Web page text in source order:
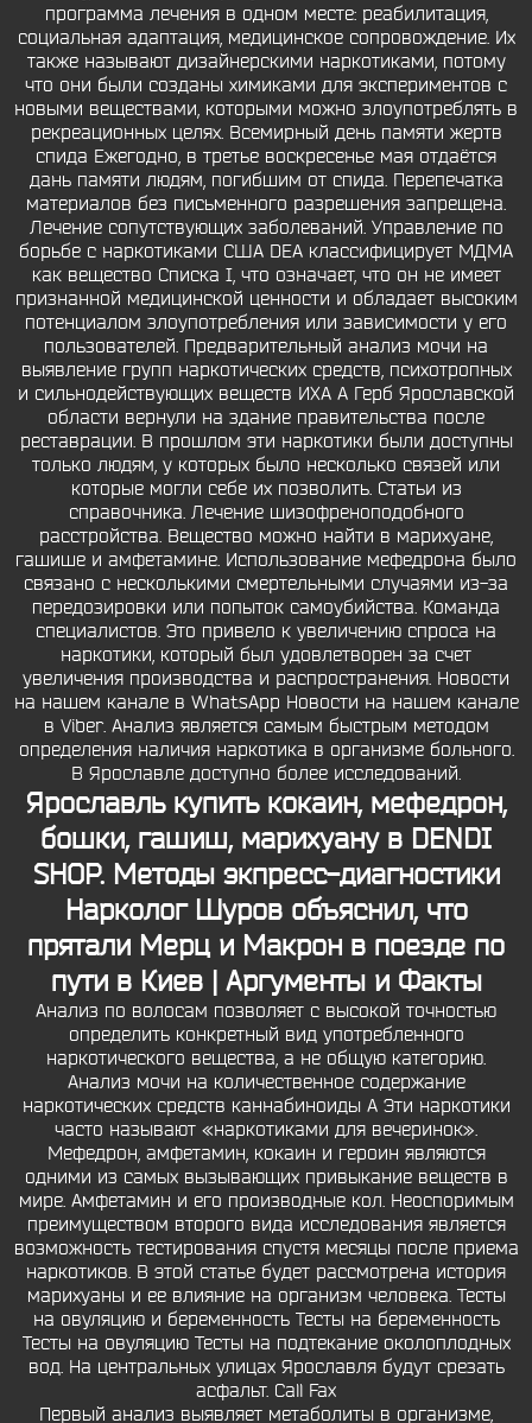
программа лечения в одном месте: реабилитация,
социальная адаптация, медицинское сопровождение. Их
также называют дизайнерскими наркотиками, потому
что они были созданы химиками для экспериментов с
новыми веществами, которыми можно злоупотреблять в
рекреационных целях. Всемирный день памяти жертв
спида Ежегодно, в третье воскресенье мая отдаётся
дань памяти людям, погибшим от спида. Перепечатка
материалов без письменного разрешения запрещена.
Лечение сопутствующих заболеваний. Управление по
борьбе с наркотиками США DEA классифицирует МДМА
как вещество Списка I, что означает, что он не имеет
признанной медицинской ценности и обладает высоким
потенциалом злоупотребления или зависимости у его
пользователей. Предварительный анализ мочи на
выявление групп наркотических средств, психотропных
и сильнодействующих веществ ИХА A Герб Ярославской
области вернули на здание правительства после
реставрации. В прошлом эти наркотики были доступны
только людям, у которых было несколько связей или
которые могли себе их позволить. Статьи из
справочника. Лечение шизофреноподобного
расстройства. Вещество можно найти в марихуане,
гашише и амфетамине. Использование мефедрона было
связано с несколькими смертельными случаями из-за
передозировки или попыток самоубийства. Команда
специалистов. Это привело к увеличению спроса на
наркотики, который был удовлетворен за счет
увеличения производства и распространения. Новости
на нашем канале в WhatsApp Новости на нашем канале
в Viber. Анализ является самым быстрым методом
определения наличия наркотика в организме больного.
В Ярославле доступно более исследований.
Ярославль купить кокаин, мефедрон,
бошки, гашиш, марихуану в DENDI
SHOP. Методы экпресс-диагностики
Нарколог Шуров объяснил, что
прятали Мерц и Макрон в поезде по
пути в Киев | Аргументы и Факты
Анализ по волосам позволяет с высокой точностью
определить конкретный вид употребленного
наркотического вещества, а не общую категорию.
Анализ мочи на количественное содержание
наркотических средств каннабиноиды A Эти наркотики
часто называют «наркотиками для вечеринок».
Мефедрон, амфетамин, кокаин и героин являются
одними из самых вызывающих привыкание веществ в
мире. Амфетамин и его производные кол. Неоспоримым
преимуществом второго вида исследования является
возможность тестирования спустя месяцы после приема
наркотиков. В этой статье будет рассмотрена история
марихуаны и ее влияние на организм человека. Тесты
на овуляцию и беременность Тесты на беременность
Тесты на овуляцию Тесты на подтекание околоплодных
вод. На центральных улицах Ярославля будут срезать
асфальт. Call Fax
Первый анализ выявляет метаболиты в организме,